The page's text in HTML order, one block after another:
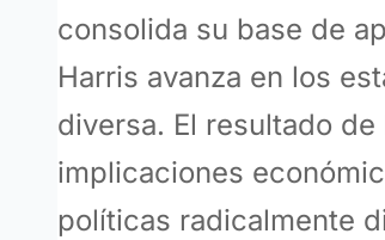
consolida su base de
Harris avanza en los
diversa. El resultado
implicaciones
políticas radicalmente